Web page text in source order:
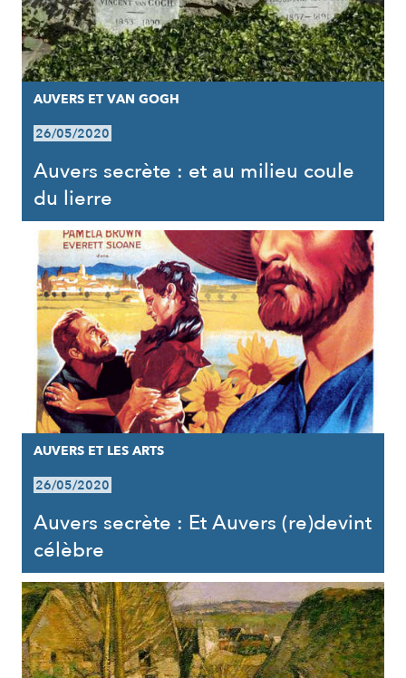
AUVERS ET VAN GOGH
26/05/2020
Auvers secrète : et au milieu coule
du lierre
AUVERS ET LES ARTS
26/05/2020
Auvers secrète : Et Auvers (re)devint
célèbre